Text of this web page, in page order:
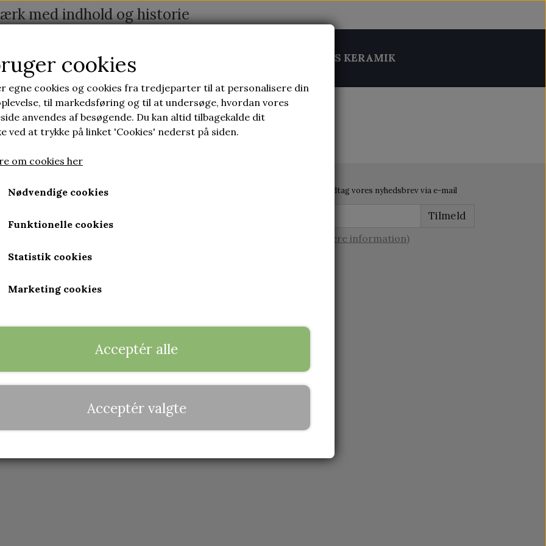
med indhold og historie
LAV SELV KERAMIK BRUGS KERAMIK
hjemmeside abonnement
Modtag vores nyhedsbrev via e-mail
Tilmeld
(mere information)
cookies
egne cookies og cookies fra tredjeparter til at personalisere din
til markedsføring og til at undersøge, hvordan vores
anvendes af besøgende. Du kan altid tilbagekalde dit
ved at trykke på linket 'Cookies' nederst på siden.
om cookies her
Nødvendige cookies
Funktionelle cookies
Statistik cookies
Marketing cookies
Acceptér alle
Acceptér valgte